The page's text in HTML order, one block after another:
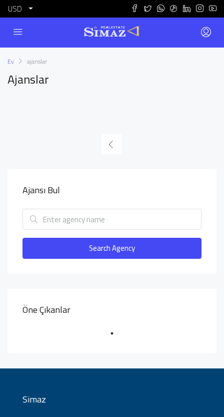
USD
Ev ajanslar
Ajanslar
Ajansı Bul
Search Agency
Öne Çıkanlar
Simaz